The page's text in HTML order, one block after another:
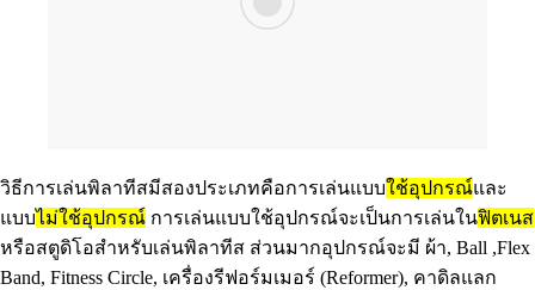
วิธีการเล่นพิลาทีสมีสองประเภทคือการเล่นแบบใช้อุปกรณ์และ
แบบไม่ใช้อุปกรณ์ การเล่นแบบใช้อุปกรณ์จะเป็นการเล่นในฟิตเนส
หรือสตูดิโอสำหรับเล่นพิลาทีส ส่วนมากอุปกรณ์จะมี ผ้า, Ball ,Flex
Band, Fitness Circle, เครื่องรีฟอร์มเมอร์ (Reformer), คาดิลแลก